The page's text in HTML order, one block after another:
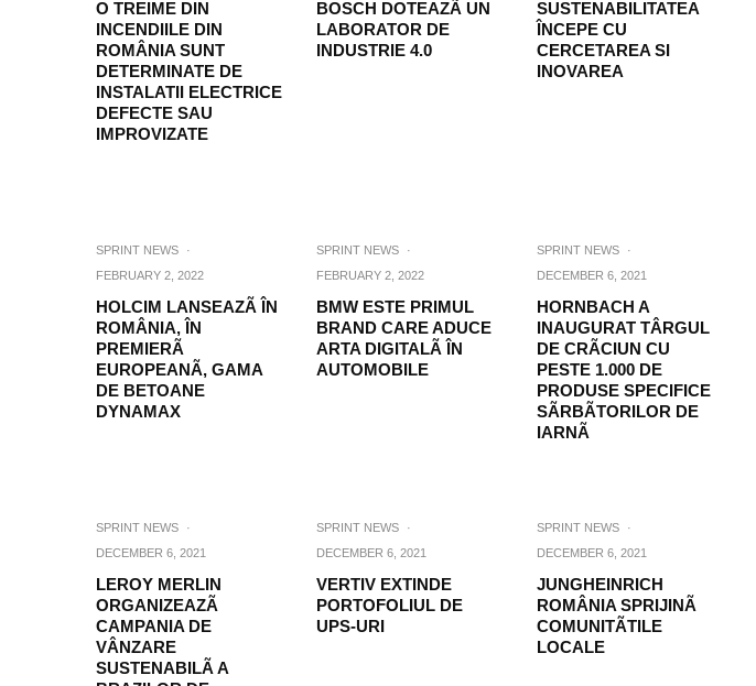
O TREIME DIN
INCENDIILE DIN
ROMÂNIA SUNT
DETERMINATE DE
INSTALATII ELECTRICE
DEFECTE SAU
IMPROVIZATE
BOSCH DOTEAZÃ UN
LABORATOR DE
INDUSTRIE 4.0
SUSTENABILITATEA
ÎNCEPE CU
CERCETAREA SI
INOVAREA
SPRINT NEWS
·
FEBRUARY 2, 2022
HOLCIM LANSEAZÃ ÎN
ROMÂNIA, ÎN
PREMIERÃ
EUROPEANÃ, GAMA
DE BETOANE
DYNAMAX
SPRINT NEWS
·
FEBRUARY 2, 2022
BMW ESTE PRIMUL
BRAND CARE ADUCE
ARTA DIGITALÃ ÎN
AUTOMOBILE
SPRINT NEWS
·
DECEMBER 6, 2021
HORNBACH A
INAUGURAT TÂRGUL
DE CRÃCIUN CU
PESTE 1.000 DE
PRODUSE SPECIFICE
SÃRBÃTORILOR DE
IARNÃ
SPRINT NEWS
·
DECEMBER 6, 2021
LEROY MERLIN
ORGANIZEAZÃ
CAMPANIA DE
VÂNZARE
SUSTENABILÃ A
SPRINT NEWS
·
DECEMBER 6, 2021
VERTIV EXTINDE
PORTOFOLIUL DE
UPS-URI
SPRINT NEWS
·
DECEMBER 6, 2021
JUNGHEINRICH
ROMÂNIA SPRIJINÃ
COMUNITÃTILE
LOCALE